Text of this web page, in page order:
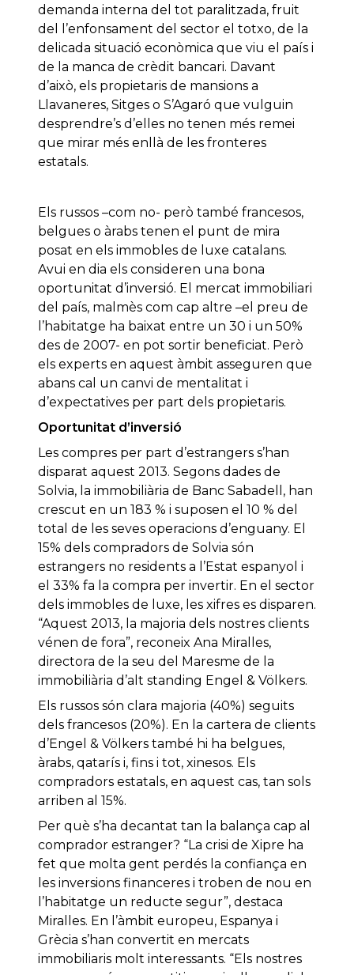
demanda interna del tot paralitzada, fruit
del l’enfonsament del sector el totxo, de la
delicada situació econòmica que viu el país i
de la manca de crèdit bancari. Davant
d’això, els propietaris de mansions a
Llavaneres, Sitges o S’Agaró que vulguin
desprendre’s d’elles no tenen més remei
que mirar més enllà de les fronteres
estatals.
Els russos –com no- però també francesos,
belgues o àrabs tenen el punt de mira
posat en els immobles de luxe catalans.
Avui en dia els consideren una bona
oportunitat d’inversió. El mercat immobiliari
del país, malmès com cap altre –el preu de
l’habitatge ha baixat entre un 30 i un 50%
des de 2007- en pot sortir beneficiat. Però
els experts en aquest àmbit asseguren que
abans cal un canvi de mentalitat i
d’expectatives per part dels propietaris.
Oportunitat d’inversió
Les compres per part d’estrangers s’han
disparat aquest 2013. Segons dades de
Solvia, la immobiliària de Banc Sabadell, han
crescut en un 183 % i suposen el 10 % del
total de les seves operacions d’enguany. El
15% dels compradors de Solvia són
estrangers no residents a l’Estat espanyol i
el 33% fa la compra per invertir. En el sector
dels immobles de luxe, les xifres es disparen.
“Aquest 2013, la majoria dels nostres clients
vénen de fora”, reconeix Ana Miralles,
directora de la seu del Maresme de la
immobiliària d’alt standing Engel & Völkers.
Els russos són clara majoria (40%) seguits
dels francesos (20%). En la cartera de clients
d’Engel & Völkers també hi ha belgues,
àrabs, qatarís i, fins i tot, xinesos. Els
compradors estatals, en aquest cas, tan sols
arriben al 15%.
Per què s’ha decantat tan la balança cap al
comprador estranger? “La crisi de Xipre ha
fet que molta gent perdés la confiança en
les inversions financeres i troben de nou en
l’habitatge un reducte segur”, destaca
Miralles. En l’àmbit europeu, Espanya i
Grècia s’han convertit en mercats
immobiliaris molt interessants. “Els nostres